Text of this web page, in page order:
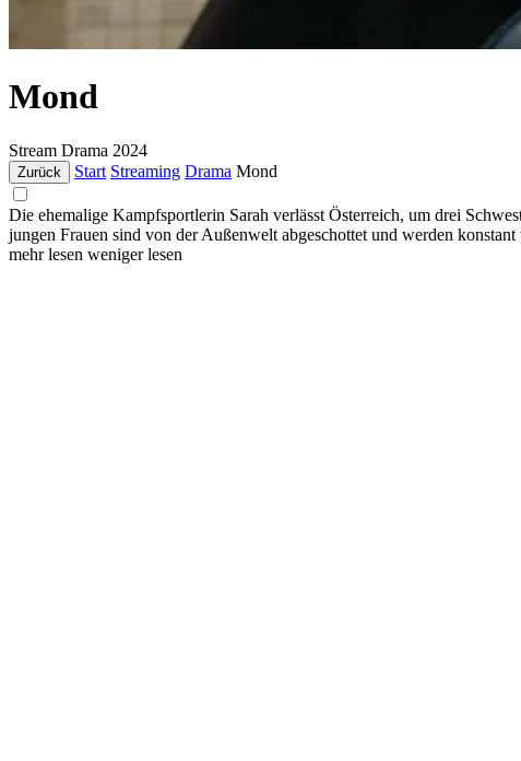
Mond
Stream Drama 2024
Zurück Start Streaming Drama Mond
Die ehemalige Kampfsportlerin Sarah verlässt Österreich, um drei
jungen Frauen sind von der Außenwelt abgeschottet und werden
mehr lesen weniger lesen